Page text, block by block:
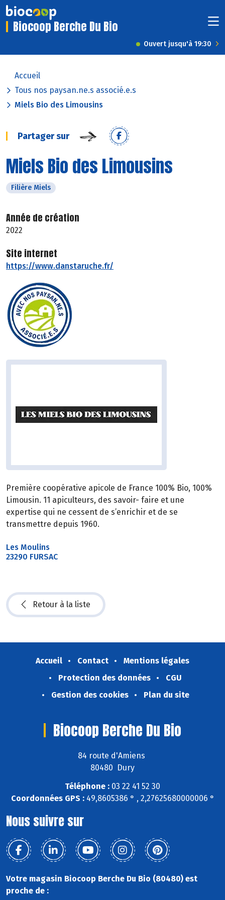
Biocoop Berche Du Bio
Ouvert jusqu'à 19:30
Accueil
Tous nos paysan.ne.s associé.e.s
Miels Bio des Limousins
Partager sur
Miels Bio des Limousins
Filière Miels
Année de création
2022
Site internet
https://www.danstaruche.fr/
Première coopérative apicole de France 100% Bio, 100%
Limousin. 11 apiculteurs, des savoir- faire et une
expertise qui ne cessent de s’enrichir et de se
transmettre depuis 1960.
Les Moulins
23290 FURSAC
Retour à la liste
Accueil Contact
Mentions légales
Protection des données
CGU
Gestion des cookies
Plan du site
Biocoop Berche Du Bio
84 route d'Amiens
80480 Dury
Téléphone : 03 22 41 52 30
Coordonnées GPS :49,8605386 ° , 2,27625680000006 °
Nous suivre sur
Votre magasin Biocoop Berche Du Bio (80480) est
proche de :